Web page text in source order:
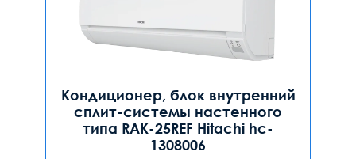
Кондиционер, блок внутренний
сплит-системы настенного
типа RAK-25REF Hitachi hc-
1308006